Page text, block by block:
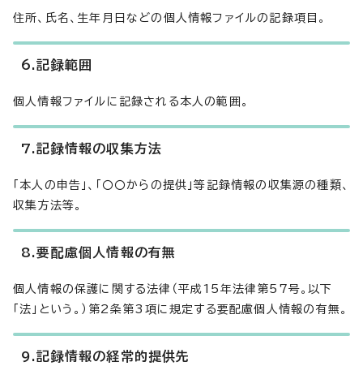
住所、氏名、生年月日などの個人情報ファイルの記録項目。
6.記録範囲
個人情報ファイルに記録される本人の範囲。
7.記録情報の収集方法
「本人の申告」、「〇〇からの提供」等記録情報の収集源の種類、
収集方法等。
8.要配慮個人情報の有無
個人情報の保護に関する法律（平成15年法律第57号。以下
「法」という。）第2条第3項に規定する要配慮個人情報の有無。
9.記録情報の経常的提供先